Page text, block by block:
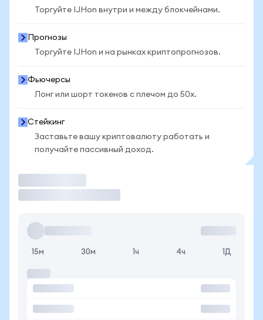
Торгуйте IJHon внутри и между блокчейнами.
Прогнозы
Торгуйте IJHon и на рынках криптопрогнозов.
Фьючерсы
Лонг или шорт токенов с плечом до 50x.
Стейкинг
Заставьте вашу криптовалюту работать и
получайте пассивный доход.
15м 30м 1ч 4ч 1Д